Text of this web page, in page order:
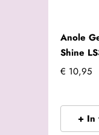
Anole
Shine
€ 10,95
+ In